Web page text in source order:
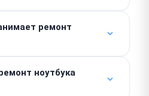
поэтому
зависит от характера
Точную сумму мы
диагностики,
ремонт
в день обращения,
сложного платового
ноутбука